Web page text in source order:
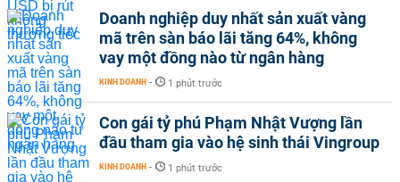
Doanh nghiệp duy nhất sản xuất vàng
mã trên sàn báo lãi tăng 64%, không
vay một đồng nào từ ngân hàng
KINH DOANH - 1 phút trước
Con gái tỷ phú Phạm Nhật Vượng lần
đầu tham gia vào hệ sinh thái Vingroup
KINH DOANH - 1 phút trước